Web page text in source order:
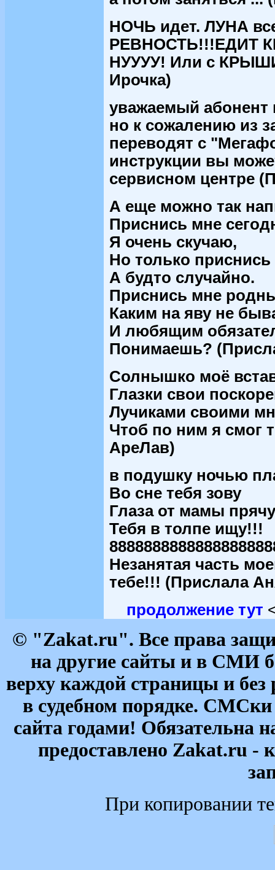
НОЧЬ идет. ЛУНА
РЕВНОСТЬ!!!ЕДИТ
НУУУУ! Или с
Ирочка)
уважаемый
но к сожалению из
переводят с
инструкции вы
сервисном центре
А еще можно так
Приснись мне
Я очень скучаю,
Но только приснись
А будто случайно.
Приснись мне
Каким на яву не
И любящим
Понимаешь?
Солнышко моё
Глазки свои
Лучиками своими
Чтоб по ним я смог
АреЛав)
в подушку ночью
Во сне тебя зову
Глаза от мамы прячу
Тебя в толпе ищу!!!
Незанятая часть
тебе!!! (Прислала
продолжение тут
© "Zakat.ru". Все права
на другие сайты и в СМИ
верху каждой страницы и без
в судебном порядке. СМСки
сайта годами! Обязательна
предоставлено Zakat.ru -
При копировании